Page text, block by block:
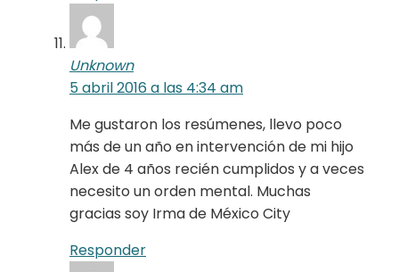
Unknown
5 abril 2016 a las 4:34 am
Me gustaron los resúmenes, llevo poco
más de un año en intervención de mi hijo
Alex de 4 años recién cumplidos y a veces
necesito un orden mental. Muchas
gracias soy Irma de México City
Responder